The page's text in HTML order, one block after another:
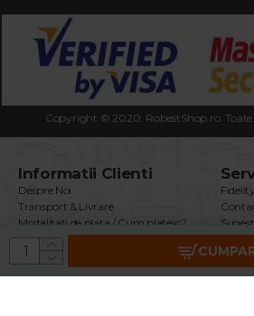
Copyright © 2020. RobestShop.ro.
Informatii Clienti
Despre Noi
Transport & Livrare
Modalitati de plata / Cum platesc?
Termeni & Conditii
Politica Confidentialitate
Securitatea Datelor GDPR